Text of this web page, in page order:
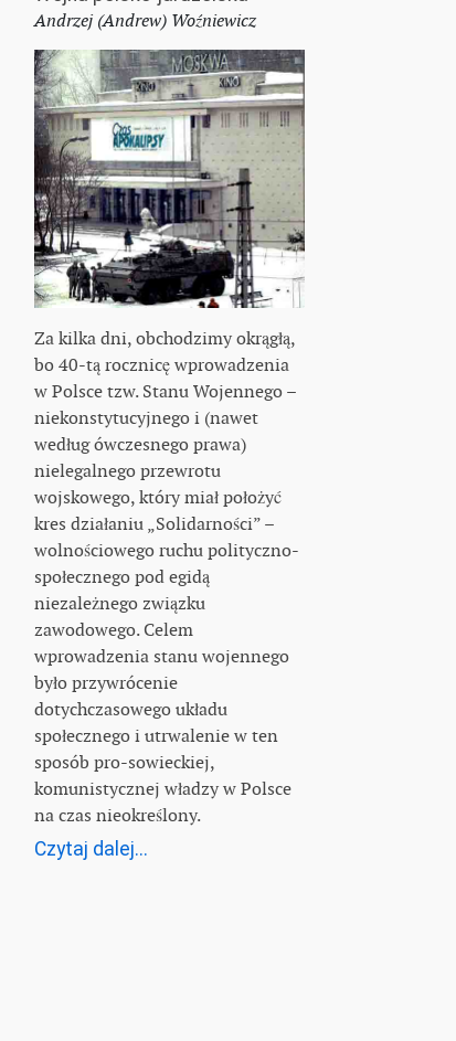
Andrzej (Andrew) Woźniewicz
Za kilka dni, obchodzimy okrągłą,
bo 40-tą rocznicę wprowadzenia
w Polsce tzw. Stanu Wojennego –
niekonstytucyjnego i (nawet
według ówczesnego prawa)
nielegalnego przewrotu
wojskowego, który miał położyć
kres działaniu „Solidarności” –
wolnościowego ruchu polityczno-
społecznego pod egidą
niezależnego związku
zawodowego. Celem
wprowadzenia stanu wojennego
było przywrócenie
dotychczasowego układu
społecznego i utrwalenie w ten
sposób pro-sowieckiej,
komunistycznej władzy w Polsce
na czas nieokreślony.
Czytaj dalej...